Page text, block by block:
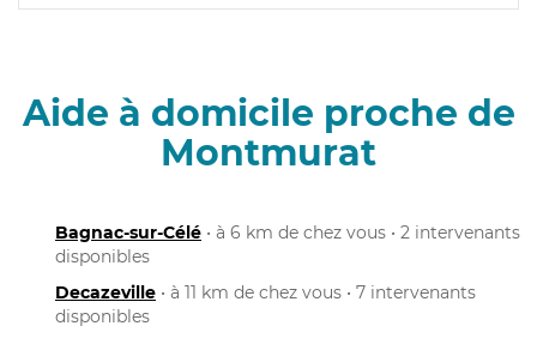
Aide à domicile proche de
Montmurat
Bagnac-sur-Célé • à 6 km de chez vous • 2 intervenants
disponibles
Decazeville • à 11 km de chez vous • 7 intervenants
disponibles